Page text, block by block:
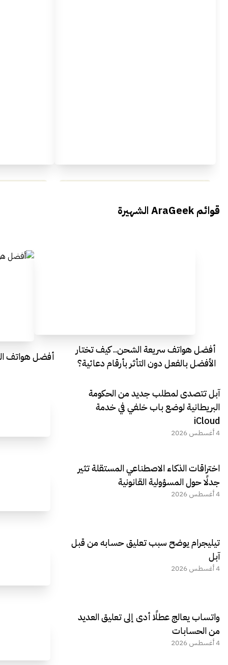
Everything Egypt
قوائم AraGeek الشهيرة
أفضل هواتف سريعة الشحن.. كيف تختار
الأفضل بالفعل دون التأثر بأرقام دعائية؟
أفضل هواتف
آبل تتصدى لمطلب جديد من الحكومة
البريطانية لوضع باب خلفي في خدمة
iCloud
4 أغسطس 2026
اختراقات الذكاء الاصطناعي المستقلة تثير
جدلًا حول المسؤولية القانونية
4 أغسطس 2026
تيليجرام يوضح سبب تعليق حسابه من قبل
آبل
4 أغسطس 2026
واتساب يعالج عطلًا أدى إلى تعليق العديد
من الحسابات
4 أغسطس 2026